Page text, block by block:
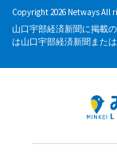
Copyright 2026 Netways All
山口宇部経済新聞に掲載
は山口宇部経済新聞また